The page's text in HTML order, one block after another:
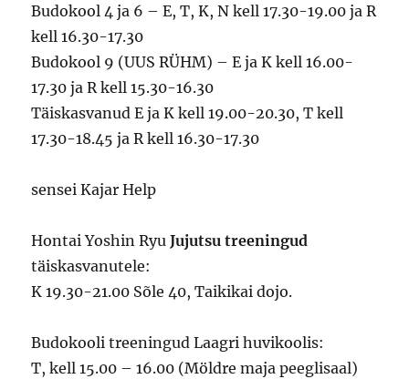
Budokool 4 ja 6 – E, T, K, N kell 17.30-19.00 ja R
kell 16.30-17.30
Budokool 9 (UUS RÜHM) – E ja K kell 16.00-
17.30 ja R kell 15.30-16.30
Täiskasvanud E ja K kell 19.00-20.30, T kell
17.30-18.45 ja R kell 16.30-17.30
sensei Kajar Help
Hontai Yoshin RyuJujutsu treeningud
täiskasvanutele:
K 19.30-21.00 Sõle 40, Taikikai dojo.
Budokooli treeningud Laagri huvikoolis:
T, kell 15.00 – 16.00 (Möldre maja peeglisaal)